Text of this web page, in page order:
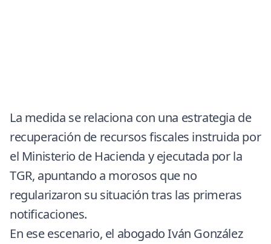
La medida se relaciona con una estrategia de
recuperación de recursos fiscales instruida por
el Ministerio de Hacienda y ejecutada por la
TGR, apuntando a morosos que no
regularizaron su situación tras las primeras
notificaciones.
En ese escenario, el abogado Iván González